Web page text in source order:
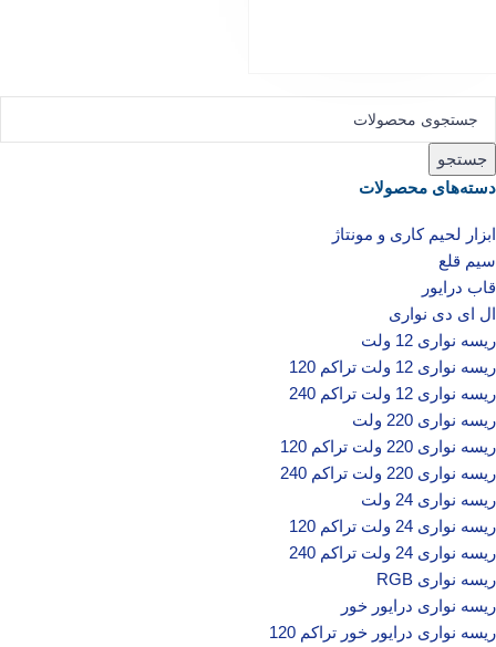
جستجو
دسته‌های محصولات
ابزار لحیم کاری و مونتاژ
سیم قلع
قاب درایور
ال ای دی‌ نواری
ریسه نواری 12 ولت
ریسه نواری 12 ولت تراکم 120
ریسه نواری 12 ولت تراکم 240
ریسه نواری 220 ولت
ریسه نواری 220 ولت تراکم 120
ریسه نواری 220 ولت تراکم 240
ریسه نواری 24 ولت
ریسه نواری 24 ولت تراکم 120
ریسه نواری 24 ولت تراکم 240
ریسه نواری RGB
ریسه نواری درایور خور
ریسه نواری درایور خور تراکم 120